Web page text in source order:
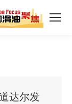
达尔发